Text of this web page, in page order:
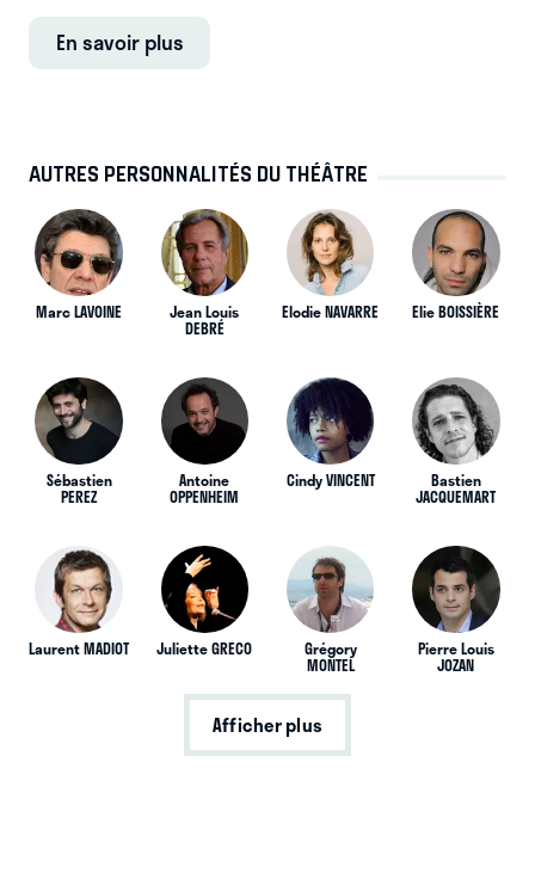
En savoir plus
AUTRES PERSONNALITÉS DU THÉÂTRE
Marc LAVOINE Jean Louis
DEBRÉ
Elodie NAVARRE Elie BOISSIÈRE
Sébastien
PEREZ
Antoine
OPPENHEIM
Cindy VINCENT Bastien
JACQUEMART
Laurent MADIOT Juliette GRECO Grégory
MONTEL
Pierre Louis
JOZAN
Afficher plus